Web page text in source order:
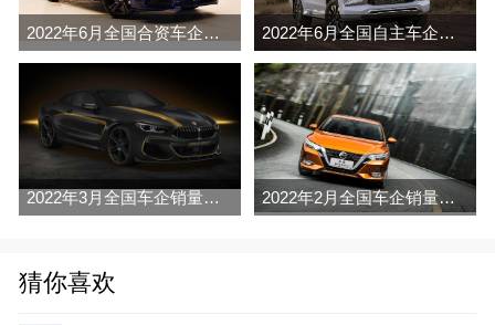
2022年6月全国合资车企销量排行榜完整版 2022年6月全国自主车企销量排行榜完整版
2022年3月全国车企销量排行榜完整版 2022年2月全国车企销量排行榜完整版
猜你喜欢